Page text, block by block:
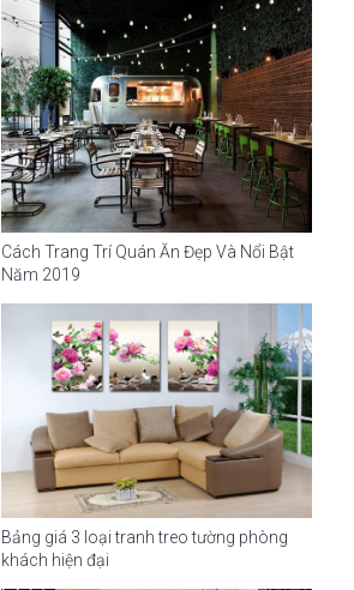
Cách Trang Trí Quán Ăn Đẹp Và Nổi Bật
Năm 2019
Bảng giá 3 loại tranh treo tường phòng
khách hiện đại